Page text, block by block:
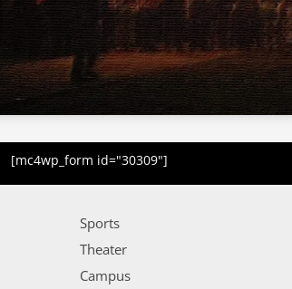
[mc4wp_form id="30309"]
Sports
Theater
Campus